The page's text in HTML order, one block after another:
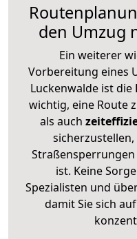
den Umzug
Ein weiterer
Vorbereitung eines
Luckenwalde ist die
wichtig, eine Route
als auch
ist. Keine
Spezialisten und
damit Sie sich